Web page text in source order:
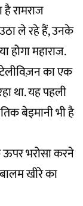
रामराज
ले रहे हैं, उनके
होगा महाराज.
का एक
था. यह पहली
बेइमानी भी है
भरोसा करने
खीरे का